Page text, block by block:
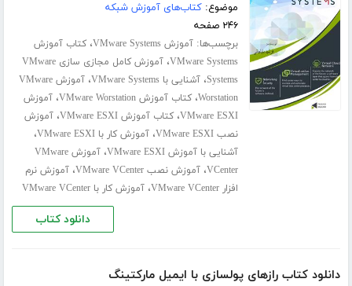
موضوع:کتاب‌های آموزش شبکه
۲۴۶ صفحه
برچسب‌ها:آموزش VMware Systems ،کتاب آموزش
VMware Systems،
آموزش کامل مجازی سازی VMware
Systems،آشنایی با VMware Systems ،
آموزش VMware
Worstation،کتاب آموزش VMware Worstation ،آموزش
VMware ESXI،کتاب آموزش VMware ESXI ،آموزش
نصب VMware ESXI
،آموزش کار با VMware ESXI ،
آشنایی با آموزش VMware ESXI ،
آموزش VMware
VCenter،آموزش نصب VMware VCenter ،آموزش نرم
افزار VMware VCenter
،آموزش کار با VMware VCenter
دانلود کتاب
دانلود کتاب رازهای پولسازی با ایمیل مارکتینگ